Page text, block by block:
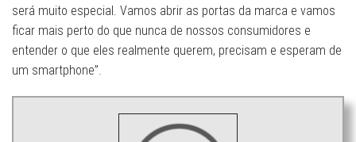
será muito especial. Vamos abrir as portas da marca e vamos
ficar mais perto do que nunca de nossos consumidores e
entender o que eles realmente querem, precisam e esperam de
um smartphone”.